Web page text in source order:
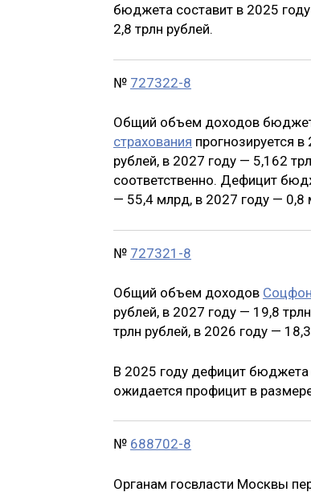
бюджета составит в 2025
2,8 трлн рублей.
№ 727322-8
Общий объем доходов
страхования прогнозируется
рублей, в 2027 году — 5,162
соответственно. Дефицит
— 55,4 млрд, в 2027 году — 0,8
№ 727321-8
Общий объем доходов
рублей, в 2027 году — 19,8
трлн рублей, в 2026 году —
В 2025 году дефицит
ожидается профицит в
№ 688702-8
Органам госвласти Москвы